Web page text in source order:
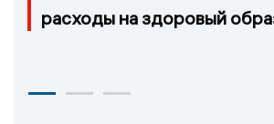
расходы на здоровый